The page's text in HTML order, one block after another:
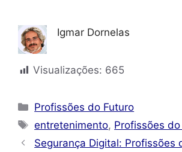
Igmar Dornelas
Visualizações: 665
Categorias
Profissões do Futuro
Tags
entretenimento, Profissões
Segurança Digital: Profissões